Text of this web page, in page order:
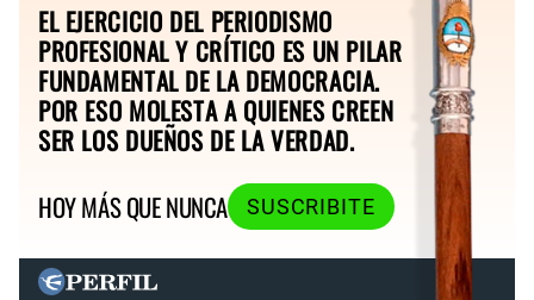
EL EJERCICIO DEL PERIODISMO
PROFESIONAL Y CRÍTICO ES UN PILAR
FUNDAMENTAL DE LA DEMOCRACIA.
POR ESO MOLESTA A QUIENES CREEN
SER LOS DUEÑOS DE LA VERDAD.
HOY MÁS QUE NUNCA
SUSCRIBITE